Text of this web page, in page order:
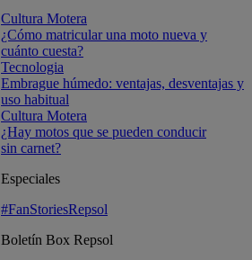
Cultura Motera
¿Cómo matricular una moto nueva y
cuánto cuesta?
Tecnologia
Embrague húmedo: ventajas, desventajas y
uso habitual
Cultura Motera
¿Hay motos que se pueden conducir
sin carnet?
Especiales
#FanStoriesRepsol
Boletín Box Repsol